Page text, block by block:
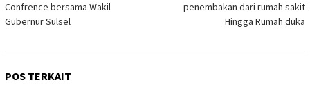
Confrence bersama Wakil
Gubernur Sulsel
penembakan dari rumah sakit
Hingga Rumah duka
POS TERKAIT